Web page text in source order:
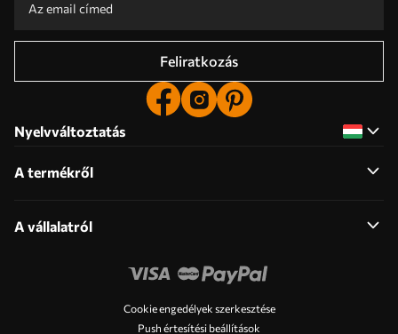
Promo kódok kedvezményekkel rendelni!
Feliratkozás
Nyelvváltoztatás
A termékről
A vállalatról
Cookie engedélyek szerkesztése
Push értesítési beállítások